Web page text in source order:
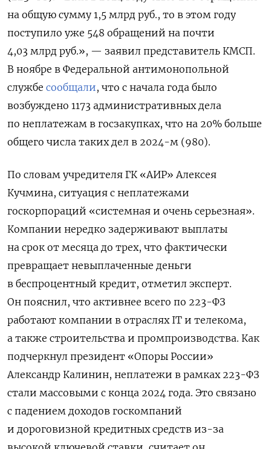
на общую сумму 1,5 млрд руб., то в этом году
поступило уже 548 обращений на почти
4,03 млрд руб.», — заявил представитель КМСП.
В ноябре в Федеральной антимонопольной
службе сообщали, что с начала года было
возбуждено 1173 административных дела
по неплатежам в госзакупках, что на 20% больше
общего числа таких дел в 2024-м (980).
По словам учредителя ГК «АИР» Алексея
Кучмина, ситуация с неплатежами
госкорпораций «системная и очень серьезная».
Компании нередко задерживают выплаты
на срок от месяца до трех, что фактически
превращает невыплаченные деньги
в беспроцентный кредит, отметил эксперт.
Он пояснил, что активнее всего по 223-ФЗ
работают компании в отраслях IT и телекома,
а также строительства и промпроизводства. Как
подчеркнул президент «Опоры России»
Александр Калинин, неплатежи в рамках 223-ФЗ
стали массовыми с конца 2024 года. Это связано
с падением доходов госкомпаний
и дороговизной кредитных средств из-за